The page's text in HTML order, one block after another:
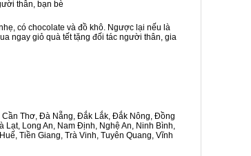
thân, bạn bè
có chocolate và đồ khô. Ngược lại nếu là
ngay giỏ quà tết tặng đối tác người thân, gia
Cần Thơ, Đà Nẵng, Đắk Lắk, Đắk Nông, Đồng
Long An, Nam Định, Nghệ An, Ninh Bình,
Tiền Giang, Trà Vinh, Tuyên Quang, Vĩnh